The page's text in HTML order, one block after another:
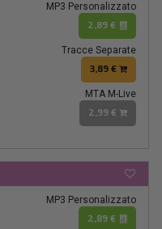
MP3 Personalizzato
2,89 €
Tracce Separate
3,89 €
MTA M-Live
2,99 €
MP3 Personalizzato
2,89 €